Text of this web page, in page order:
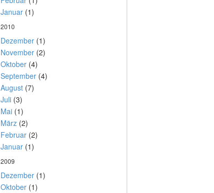
Januar(1)
2010
Dezember(1)
November(2)
Oktober(4)
September(4)
August(7)
Juli(3)
Mai(1)
März(2)
Februar(2)
Januar(1)
2009
Dezember(1)
Oktober(1)